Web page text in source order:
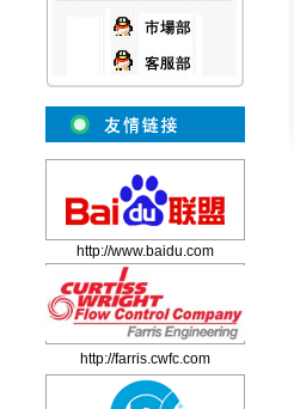
http://www.baidu.com
http://farris.cwfc.com